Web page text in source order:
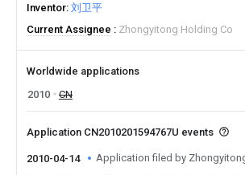
Inventor 刘卫平
Current Assignee
Zhongyitong Holding Co
Worldwide applications
2010
CN
Application CN2010201594767U events
2010-04-14 Application filed by